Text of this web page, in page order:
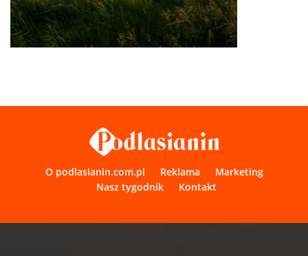
O podlasianin.com.pl Reklama
Marketing
Nasz tygodnik
Kontakt